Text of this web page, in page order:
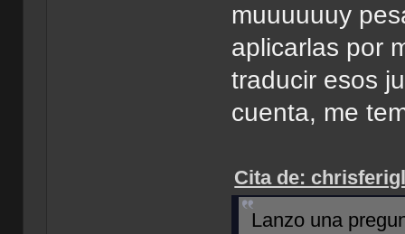
muuuuuuy
aplicarlas por
traducir esos
cuenta, me
Cita de:
Lanzo una